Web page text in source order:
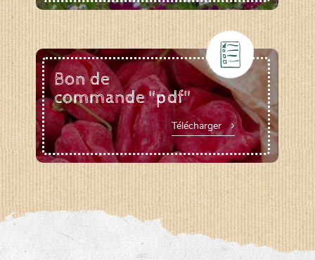
Bon de
commande "pdf"
Télécharger